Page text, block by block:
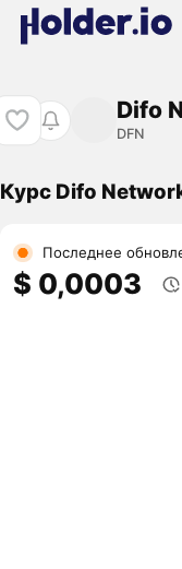
Difo
DFN
Курс Difo
Последнее
$ 0,0003